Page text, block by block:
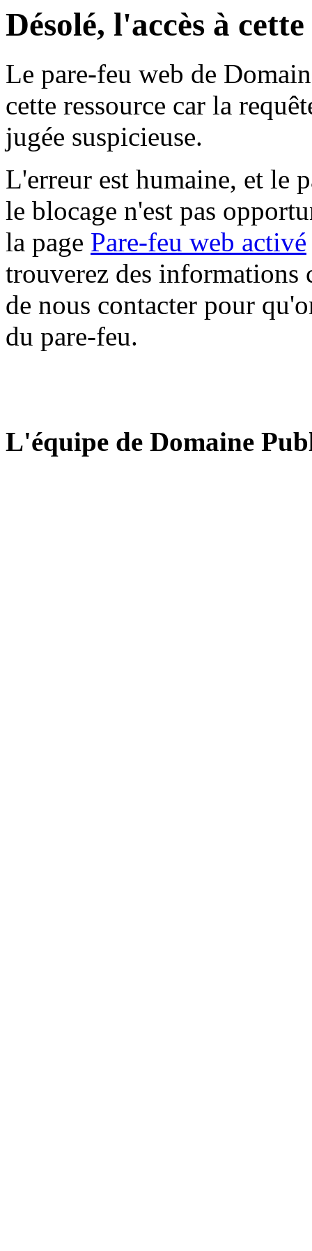
Désolé, l'accès à
Le pare-feu web de
cette ressource car la
jugée suspicieuse.
L'erreur est humaine, et le
le blocage n'est pas
la page Pare-feu web activé
trouverez des informations
de nous contacter pour
du pare-feu.
L'équipe de Domaine